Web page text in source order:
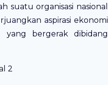
suatu organisasi nasional
aspirasi ekonomi
yang bergerak dibidang
2